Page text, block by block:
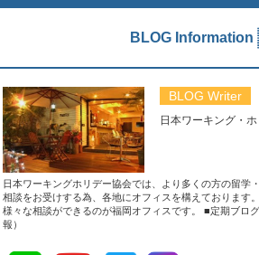
BLOG Information
BLOG Writer
日本ワーキング・
日本ワーキングホリデー協会では、より多くの方の留学
相談をお受けする為、各地にオフィスを構えております
様々な相談ができるのが福岡オフィスです。 ■定期ブロ
報）